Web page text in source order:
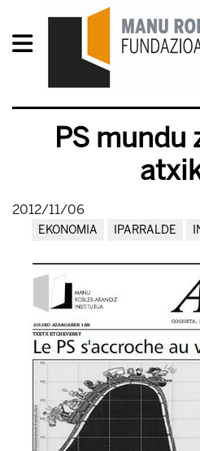
PS mundu
2012/11/06
EKONOMIA IPARRALDE